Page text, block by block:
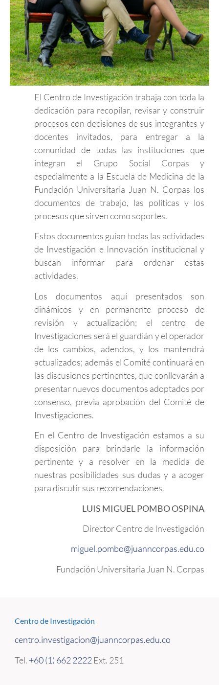
El Centro de Investigación trabaja con toda la
dedicación para recopilar, revisar y construir
procesos con decisiones de sus integrantes y
docentes invitados, para entregar a la
comunidad de todas las instituciones que
integran el Grupo Social Corpas y
especialmente a la Escuela de Medicina de la
Fundación Universitaria Juan N. Corpas los
documentos de trabajo, las políticas y los
procesos que sirven como soportes.
Estos documentos guían todas las actividades
de Investigación e Innovación institucional y
buscan informar para ordenar estas
actividades.
Los documentos aquí presentados son
dinámicos y en permanente proceso de
revisión y actualización; el centro de
Investigaciones será el guardián y el operador
de los cambios, adendos, y los mantendrá
actualizados; además el Comité continuará en
las discusiones pertinentes, que conllevarán a
presentar nuevos documentos adoptados por
consenso, previa aprobación del Comité de
Investigaciones.
En el Centro de Investigación estamos a su
disposición para brindarle la información
pertinente y a resolver en la medida de
nuestras posibilidades sus dudas y a acoger
para discutir sus recomendaciones.
LUIS MIGUEL POMBO OSPINA
Director Centro de Investigación
miguel.pombo@juanncorpas.edu.co
Fundación Universitaria Juan N. Corpas
Centro de Investigación
centro.investigacion@juanncorpas.edu.co
Tel. +60 (1) 662 2222 Ext. 251